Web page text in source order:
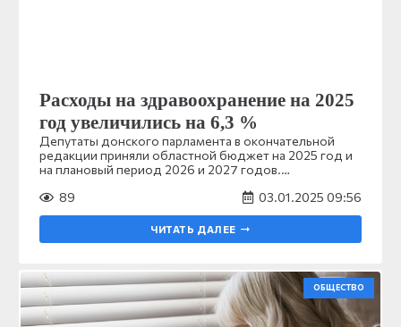
Расходы на здравоохранение на 2025
год увеличились на 6,3 %
Депутаты донского парламента в окончательной
редакции приняли областной бюджет на 2025 год и
на плановый период 2026 и 2027 годов.…
89
03.01.2025 09:56
ЧИТАТЬ ДАЛЕЕ
ОБЩЕСТВО